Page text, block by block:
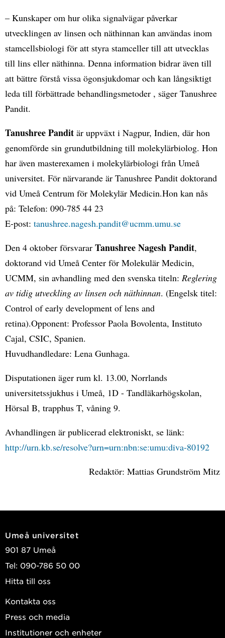
– Kunskaper om hur olika signalvägar påverkar
utvecklingen av linsen och näthinnan kan användas inom
stamcellsbiologi för att styra stamceller till att utvecklas
till lins eller näthinna. Denna information bidrar även till
att bättre förstå vissa ögonsjukdomar och kan långsiktigt
leda till förbättrade behandlingsmetoder , säger Tanushree
Pandit.
Tanushree Pandit är uppväxt i Nagpur, Indien, där hon
genomförde sin grundutbildning till molekylärbiolog. Hon
har även masterexamen i molekylärbiologi från Umeå
universitet. För närvarande är Tanushree Pandit doktorand
vid Umeå Centrum för Molekylär Medicin.Hon kan nås
på: Telefon: 090-785 44 23
E-post: tanushree.nagesh.pandit@ucmm.umu.se
Den 4 oktober försvarar Tanushree Nagesh Pandit,
doktorand vid Umeå Center för Molekulär Medicin,
UCMM, sin avhandling med den svenska titeln: Reglering
av tidig utveckling av linsen och näthinnan. (Engelsk titel:
Control of early development of lens and
retina).Opponent: Professor Paola Bovolenta, Instituto
Cajal, CSIC, Spanien.
Huvudhandledare: Lena Gunhaga.
Disputationen äger rum kl. 13.00, Norrlands
universitetssjukhus i Umeå, 1D - Tandläkarhögskolan,
Hörsal B, trapphus T, våning 9.
Avhandlingen är publicerad elektroniskt, se länk:
http://urn.kb.se/resolve?urn=urn:nbn:se:umu:diva-80192
Redaktör: Mattias Grundström Mitz
Umeå universitet
901 87 Umeå
Tel: 090-786 50 00
Hitta till oss
Kontakta oss
Press och media
Institutioner och enheter